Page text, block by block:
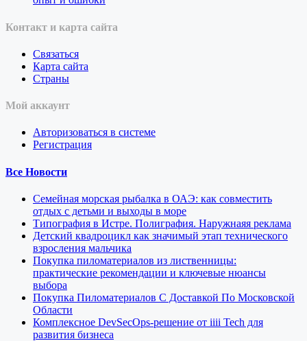
Контакт и карта сайта
Связаться
Карта сайта
Страны
Мой аккаунт
Авторизоваться в системе
Регистрация
Все Новости
Семейная морская рыбалка в ОАЭ: как совместить
отдых с детьми и выходы в море
Типография в Истре. Полиграфия. Наружнаяя реклама
Детский квадроцикл как значимый этап технического
взросления мальчика
Покупка пиломатериалов из лиственницы:
практические рекомендации и ключевые нюансы
выбора
Покупка Пиломатериалов С Доставкой По Московской
Области
Комплексное DevSecOps-решение от iiii Tech для
развития бизнеса